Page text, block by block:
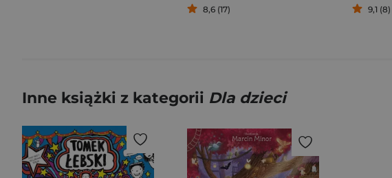
8,6 (17) 9,1 (8)
Inne książki z kategorii Dla dzieci